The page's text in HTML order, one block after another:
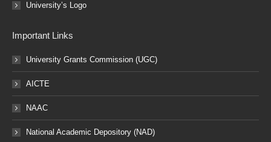
University’s Logo
Important Links
University Grants Commission (UGC)
AICTE
NAAC
National Academic Depository (NAD)